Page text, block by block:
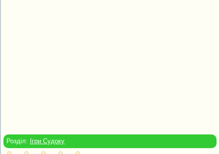
Розділ: Ігри Судоку